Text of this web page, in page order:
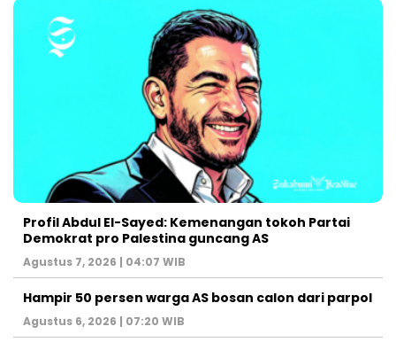
Profil Abdul El-Sayed: Kemenangan tokoh Partai
Demokrat pro Palestina guncang AS
Agustus 7, 2026 | 04:07 WIB
Hampir 50 persen warga AS bosan calon dari parpol
Agustus 6, 2026 | 07:20 WIB